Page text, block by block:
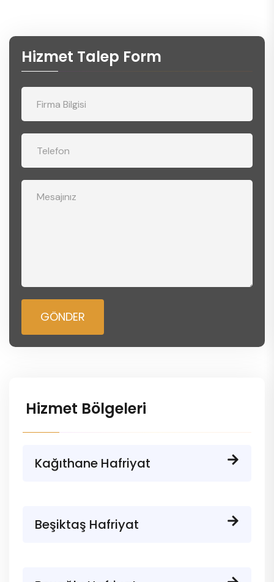
Hizmet Talep Form
GÖNDER
Hizmet Bölgeleri
Kağıthane Hafriyat
Beşiktaş Hafriyat